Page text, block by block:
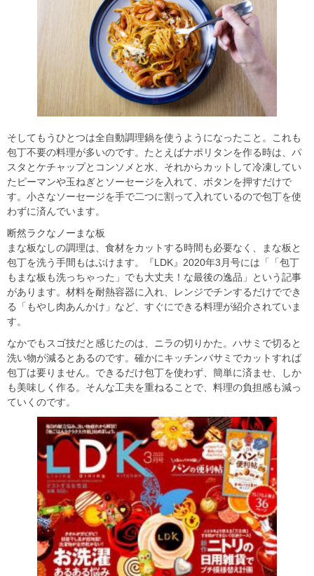
そしてもうひとつは全自動調理鍋を使うようになったこと。これも
包丁不要の料理が多いのです。たとえばナポリタンを作る時は、パ
スタとケチャップとコンソメと水、それからカットして冷凍してい
たピーマンや玉ねぎとソーセージを入れて、ボタンを押すだけで
す。小さなソーセージを手で二つに割って入れているので包丁を使
わずに済んでいます。
断然ラクなノーまな板
まな板なしの調理は、食材をカットする時間も必要なく、まな板と
包丁を洗う手間もはぶけます。『LDK』2020年3月号には「「包丁
もまな板も洗っちゃった」でも大丈夫！な最後の逸品」という記事
があります。材料を耐熱容器に入れ、レンジでチンするだけででき
る「もやし肉あんかけ」など、すぐにできる料理が紹介されていま
す。
なかでもスゴ技だと感じたのは、ニラの切りかた。ハサミで切ると
洗い物が減るとあるのです。確かにキッチンバサミでカットすれば
包丁は要りません。できるだけ包丁を使わず、簡単に済ませ、しか
も美味しく作る。そんな工夫を重ねることで、料理の負担感も減っ
ていくのです。